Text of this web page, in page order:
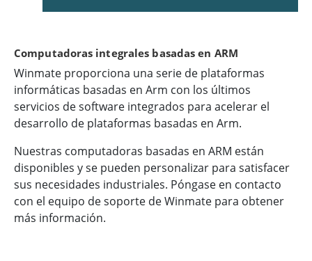
Computadoras integrales basadas en ARM
Winmate proporciona una serie de plataformas
informáticas basadas en Arm con los últimos
servicios de software integrados para acelerar el
desarrollo de plataformas basadas en Arm.
Nuestras computadoras basadas en ARM están
disponibles y se pueden personalizar para satisfacer
sus necesidades industriales. Póngase en contacto
con el equipo de soporte de Winmate para obtener
más información.